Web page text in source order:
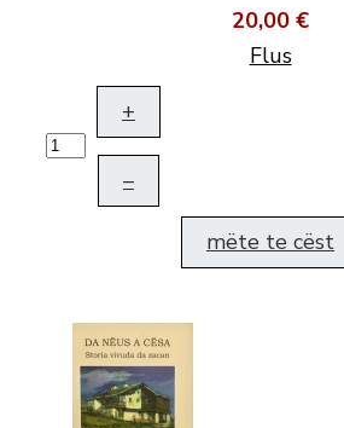
20,00 €
Flus
+
–
mëte te cëst